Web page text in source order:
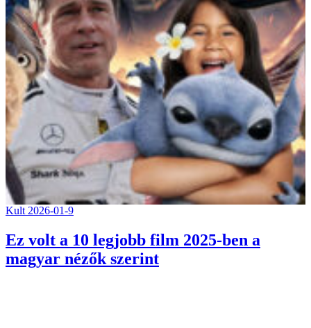
Kult 2026-01-9
Ez volt a 10 legjobb film 2025-ben a
magyar nézők szerint